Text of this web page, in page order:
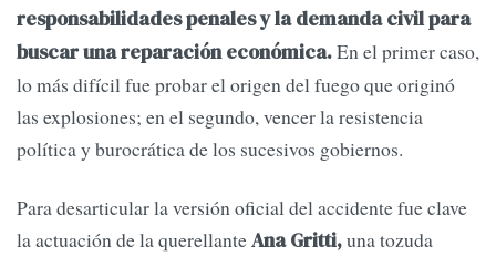
responsabilidades penales y la demanda civil para
buscar una reparación económica.En el primer caso,
lo más difícil fue probar el origen del fuego que originó
las explosiones; en el segundo, vencer la resistencia
política y burocrática de los sucesivos gobiernos.
Para desarticular la versión oficial del accidente fue clave
la actuación de la querellanteAna Gritti,una tozuda